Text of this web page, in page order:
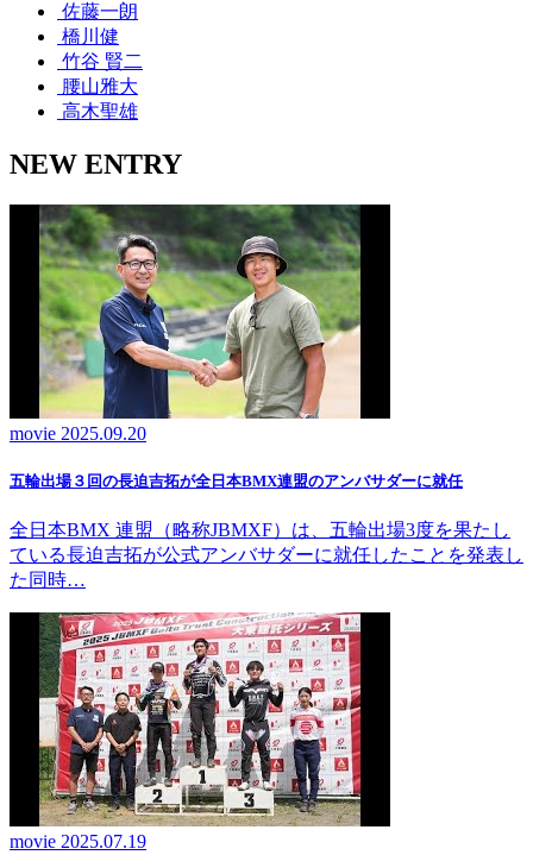
佐藤一朗
橋川健
竹谷 賢二
腰山雅大
高木聖雄
NEW ENTRY
movie 2025.09.20
五輪出場３回の長迫吉拓が全日本BMX連盟のアンバサダーに就任
全日本BMX 連盟（略称JBMXF）は、五輪出場3度を果たし
ている長迫吉拓が公式アンバサダーに就任したことを発表し
た同時…
movie 2025.07.19